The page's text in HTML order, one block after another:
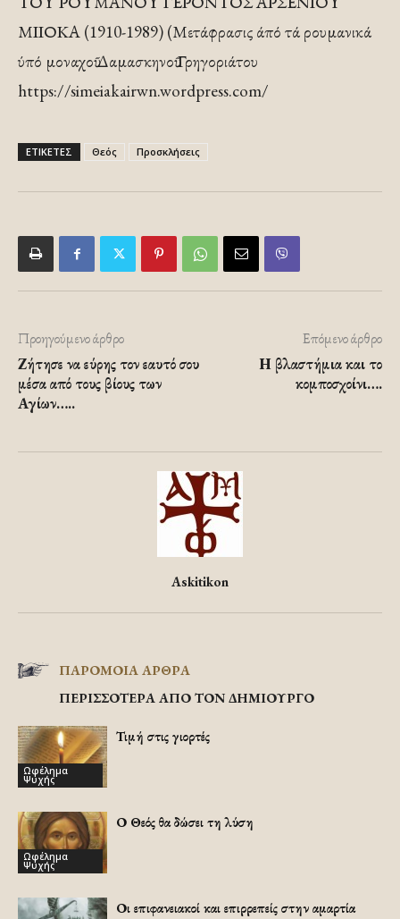
ΜΙΙΟΚΑ (1910-1989) (Μετάφρασις άπό τά ρουμανικά
ύπό μοναχοῦ Δαμασκηνοῦ Γρηγοριάτου
https://simeiakairwn.wordpress.com/
ΕΤΙΚΕΤΕΣ Θεός Προσκλήσεις
Προηγούμενο άρθρο
Ζήτησε να εύρης τον εαυτό σου
μέσα από τους βίους των
Αγίων…..
Επόμενο άρθρο
Η βλαστήμια και το
κομποσχοίνι….
Askitikon
ΠΑΡΟΜΟΙΑ ΑΡΘΡΑ
ΠΕΡΙΣΣΟΤΕΡΑ ΑΠΟ ΤΟΝ ΔΗΜΙΟΥΡΓΟ
Ωφέλημα
Ψυχής
Τιμή στις γιορτές
Ωφέλημα
Ψυχής
Ο Θεός θα δώσει τη λύση
Οι επιφανειακοί και επιρρεπείς στην αμαρτία